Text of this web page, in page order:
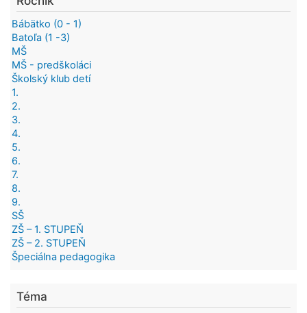
Bábätko (0 - 1)
Batoľa (1 -3)
MŠ
MŠ - predškoláci
Školský klub detí
1.
2.
3.
4.
5.
6.
7.
8.
9.
SŠ
ZŠ – 1. STUPEŇ
ZŠ – 2. STUPEŇ
Špeciálna pedagogika
Téma